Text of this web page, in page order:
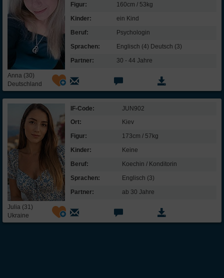
Ich bin auch sehr gerne allein.
Emotionale Stabilität /
Gelassenheit:
Ich bin sehr sensibel und verletzlich.
Ich bin manchmal launisch.
Meine Freunde sagen, dass ich eine
selbstbewusste Frau bin.
Ich bin so schnell durch nichts aus der
Fassung zu bringen.
Gewissenhaftigkeit /
Selbstkontrolle:
Ich bin ein eher chaotischer Mensch.
Am liebsten lebe ich in den Tag hinein und
plane nichts.
Ich bin zielstrebig und gebe nicht so
schnell auf, wenn ich mir etwas
vorgenommen habe.
Ich bin ein sehr ordentlicher Mensch.
Anna (30)
Deutschland
Figur:
160cm / 53kg
Kinder:
ein Kind
Beruf:
Psychologin
Sprachen:
Englisch (4) Deutsch (3)
Partner:
30 - 44 Jahre
Julia (31)
Ukraine
IF-Code:
JUN902
Ort:
Kiev
Figur:
173cm / 57kg
Kinder:
Keine
Beruf:
Koechin / Konditorin
Sprachen:
Englisch (3)
Partner:
ab 30 Jahre